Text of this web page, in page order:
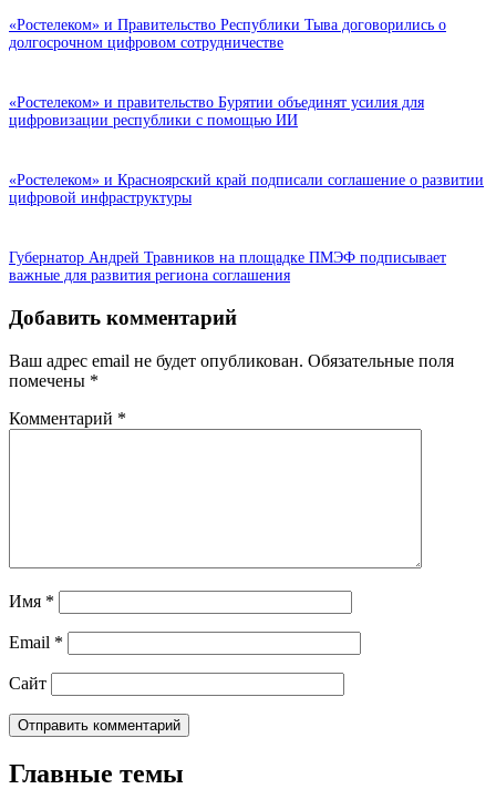
«Ростелеком» и Правительство Республики Тыва договорились о
долгосрочном цифровом сотрудничестве
«Ростелеком» и правительство Бурятии объединят усилия для
цифровизации республики с помощью ИИ
«Ростелеком» и Красноярский край подписали соглашение о развитии
цифровой инфраструктуры
Губернатор Андрей Травников на площадке ПМЭФ подписывает
важные для развития региона соглашения
Добавить комментарий
Ваш адрес email не будет опубликован. Обязательные поля
помечены *
Комментарий *
Имя *
Email *
Сайт
Главные темы